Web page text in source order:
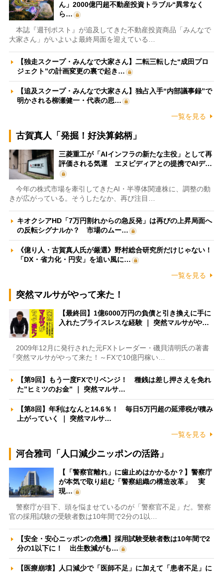
ん」2000億円超不動産投資トラブル“異常なく
ら…
本誌『週刊ポスト』が追及してきた不動産投資商品「みんなで
大家さん」がいよいよ最終局面を迎えている…
【独走スクープ・みんなで大家さん】二転三転した“成田プロ
ジェクト”の計画変更の裏で起き…
【追及スクープ・みんなで大家さん】独占入手“内部議事録”で
明かされる柳瀬健一・代表の思…
一覧を見る
古賀真人「発掘！好決算銘柄」
三菱重工が「AIインフラの新たな主役」として再
評価される気運 エヌビディアとの提携でAIデ…
今年の株式市場を牽引してきたAI・半導体関連株に、調整の動
きが広がっている。そうしたなか、再び注目…
キオクシアHD「7万円割れからの急反発」は再びの上昇局面へ
の反転シグナルか？ 市場のムー…
《億り人・古賀真人氏が厳選》野村総合研究所だけじゃない！
「DX・省力化・円安」を追い風に…
一覧を見る
突然マルサがやって来た！
【最終回】1億6000万円の負債と引き換えに手に
入れたプライスレスな経験 ｜ 突然マルサがや…
2009年12月に発行された元FXトレーダー・磯貝清明氏の著書
『突然マルサがやって来た！～FXで10億円稼い…
【第9回】もう一度FXでリベンジ！ 種銭は差し押さえを免れ
た”ヒミツのお金” ｜ 突然マルサ…
【第8回】年利はなんと14.6％！ 毎日5万円超の延滞税が積み
上がっていく ｜ 突然マルサ…
一覧を見る
河合雅司「人口減少ニッポンの活路」
【「警察官離れ」に歯止めはかかるか？】警察庁
が本気で取り組む「警察組織の構造改革」 実
現…
警察庁が目下、頭を悩ませているのが「警察官不足」だ。警察
官の採用試験の受験者数は10年間で2分の1以…
【安全・安心ニッポンの危機】採用試験受験者数は10年間で2
分の1以下に！ 出生数減がも…
【医療崩壊】人口減少で「医師不足」に加えて「患者不足」に